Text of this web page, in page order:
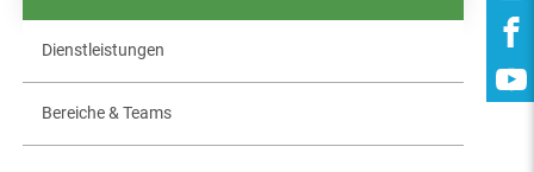
Dienstleistungen
Bereiche & Teams